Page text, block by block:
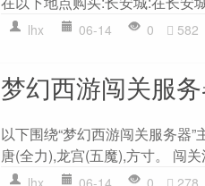
lhx 06-14 0 582
梦幻西游闯关服
以下围绕“梦幻西游闯关服务器
唐(全力),龙宫(五魔),方寸。 闯